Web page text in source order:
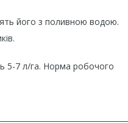
його з поливною водою.
5-7 л/га. Норма робочого